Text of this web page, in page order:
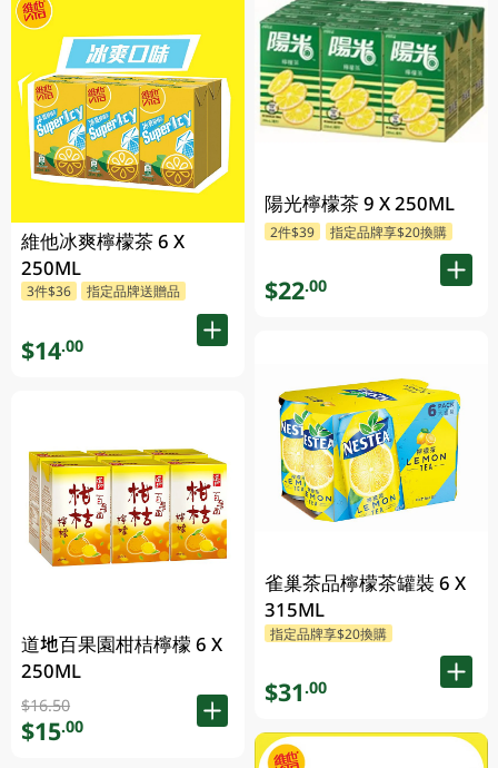
維他冰爽檸檬茶 6 X
250ML
3件$36 指定品牌送贈品
$14.00
道地百果園柑桔檸檬 6 X
250ML
$16.50
$15.00
陽光檸檬茶 9 X 250ML
2件$39 指定品牌享$20換購
$22.00
雀巢茶品檸檬茶罐裝 6 X
315ML
指定品牌享$20換購
$31.00